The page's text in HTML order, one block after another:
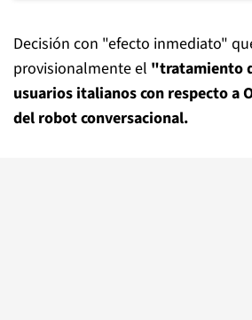
Decisión con "efecto inmediato"
provisionalmente el "tratamiento
usuarios italianos con respecto a
del robot conversacional.